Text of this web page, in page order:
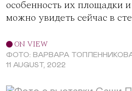
ON VIEW
ФОТО: ВАРВАРА
11 AUGUST, 2022
особенность их площадки
можно увидеть сейчас в